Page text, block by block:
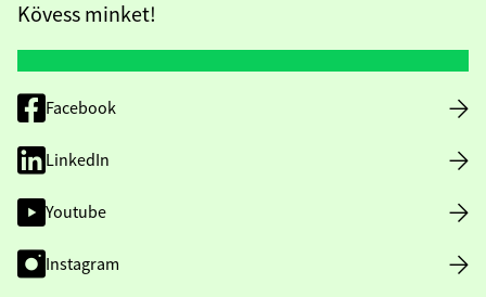
Kövess minket!
Facebook
LinkedIn
Youtube
Instagram